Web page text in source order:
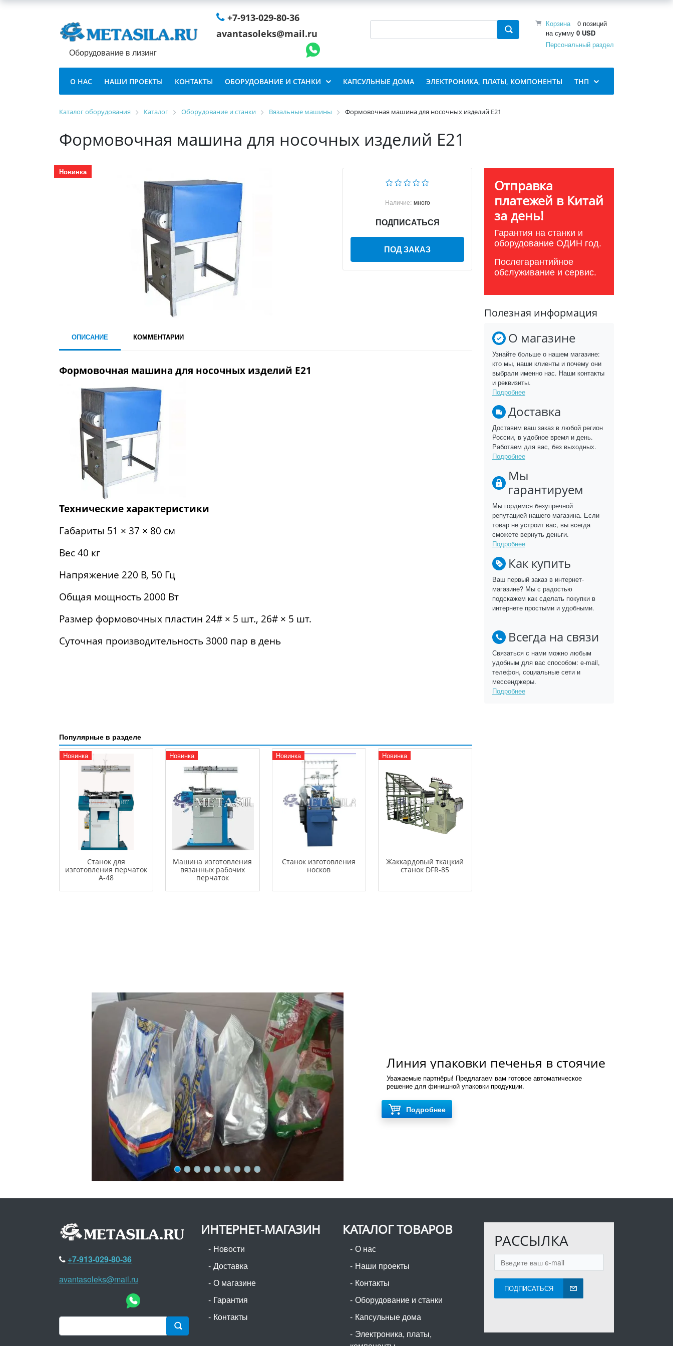
Оборудование в лизинг
Корзина
0 позиций
на сумму 0 USD
Персональный раздел
+7-913-029-80-36
avantasoleks@mail.ru
О НАС НАШИ ПРОЕКТЫ КОНТАКТЫ ОБОРУДОВАНИЕ И СТАНКИ КАПСУЛЬНЫЕ ДОМА ЭЛЕКТРОНИКА, ПЛАТЫ, КОМПОНЕНТЫ ТНП
Каталог оборудования Каталог Оборудование и станки Вязальные машины Формовочная машина для носочных изделий E21
Формовочная машина для носочных изделий E21
Новинка
Наличие: много
ПОДПИСАТЬСЯ
ПОД ЗАКАЗ
ОПИСАНИЕ КОММЕНТАРИИ
Формовочная машина для носочных изделий E21
Технические характеристики
Габариты 51 × 37 × 80 см
Вес 40 кг
Напряжение 220 В, 50 Гц
Общая мощность 2000 Вт
Размер формовочных пластин 24# × 5 шт., 26# × 5 шт.
Суточная производительность 3000 пар в день
Популярные в разделе
Новинка
Станок для
изготовления перчаток
A-48
Новинка
Машина изготовления
вязанных рабочих
перчаток
Новинка
Станок изготовления
носков
Новинка
Жаккардовый ткацкий
станок DFR-85
Отправка
платежей в Китай
за день!
Гарантия на станки и
оборудование ОДИН год.
Послегарантийное
обслуживание и сервис.
Полезная информация
О магазине
Узнайте больше о нашем магазине:
кто мы, наши клиенты и почему они
выбрали именно нас. Наши контакты
и реквизиты.
Подробнее
Доставка
Доставим ваш заказ в любой регион
России, в удобное время и день.
Работаем для вас, без выходных.
Подробнее
Мы
гарантируем
Мы гордимся безупречной
репутацией нашего магазина. Если
товар не устроит вас, вы всегда
сможете вернуть деньги.
Подробнее
Как купить
Ваш первый заказ в интернет-
магазине? Мы с радостью
подскажем как сделать покупки в
интернете простыми и удобными.
Всегда на связи
Связаться с нами можно любым
удобным для вас способом: e-mail,
телефон, социальные сети и
мессенджеры.
Подробнее
Линия упаковки печенья в стоячие
пакеты с плоским дном (дой-пак)
E13K
Уважаемые партнёры! Предлагаем вам готовое автоматическое
решение для финишной упаковки продукции.
Подробнее
ИНТЕРНЕТ-МАГАЗИН
Новости
Доставка
О магазине
Гарантия
Контакты
КАТАЛОГ ТОВАРОВ
О нас
Наши проекты
Контакты
Оборудование и станки
Капсульные дома
Электроника, платы,
РАССЫЛКА
ПОДПИСАТЬСЯ
+7-913-029-80-36
avantasoleks@mail.ru